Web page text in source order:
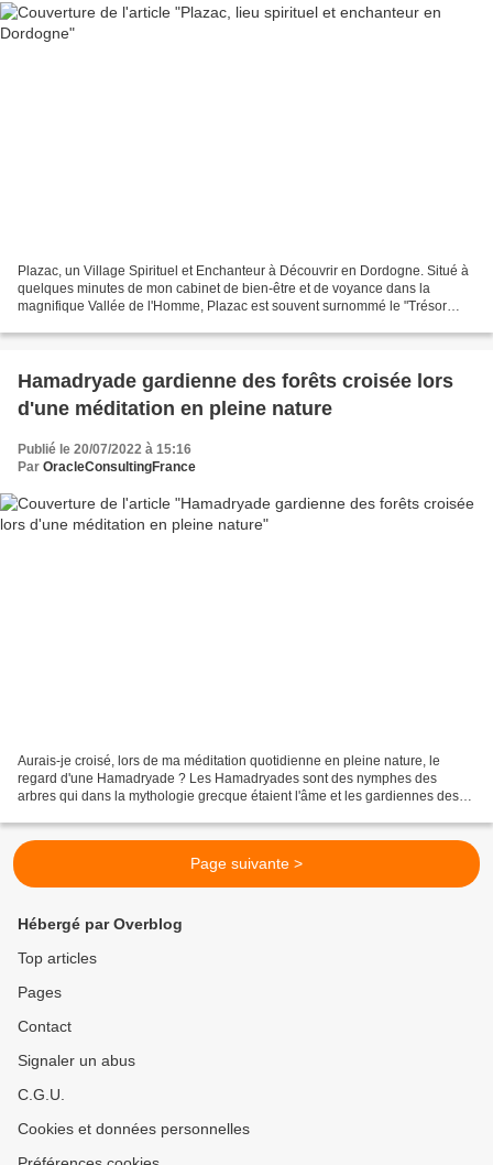
Plazac, un Village Spirituel et Enchanteur à Découvrir en Dordogne. Situé à
quelques minutes de mon cabinet de bien-être et de voyance dans la
magnifique Vallée de l'Homme, Plazac est souvent surnommé le "Trésor
Hamadryade gardienne des forêts croisée lors
d'une méditation en pleine nature
Publié le 20/07/2022 à 15:16
Par OracleConsultingFrance
Aurais-je croisé, lors de ma méditation quotidienne en pleine nature, le
regard d'une Hamadryade ? Les Hamadryades sont des nymphes des
arbres qui dans la mythologie grecque étaient l'âme et les gardiennes des
Page suivante >
Hébergé par Overblog
Top articles
Pages
Contact
Signaler un abus
C.G.U.
Cookies et données personnelles